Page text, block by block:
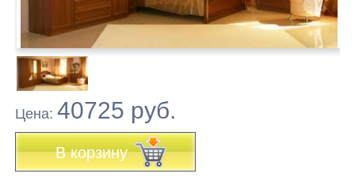
Цена: 40725 руб.
В корзину